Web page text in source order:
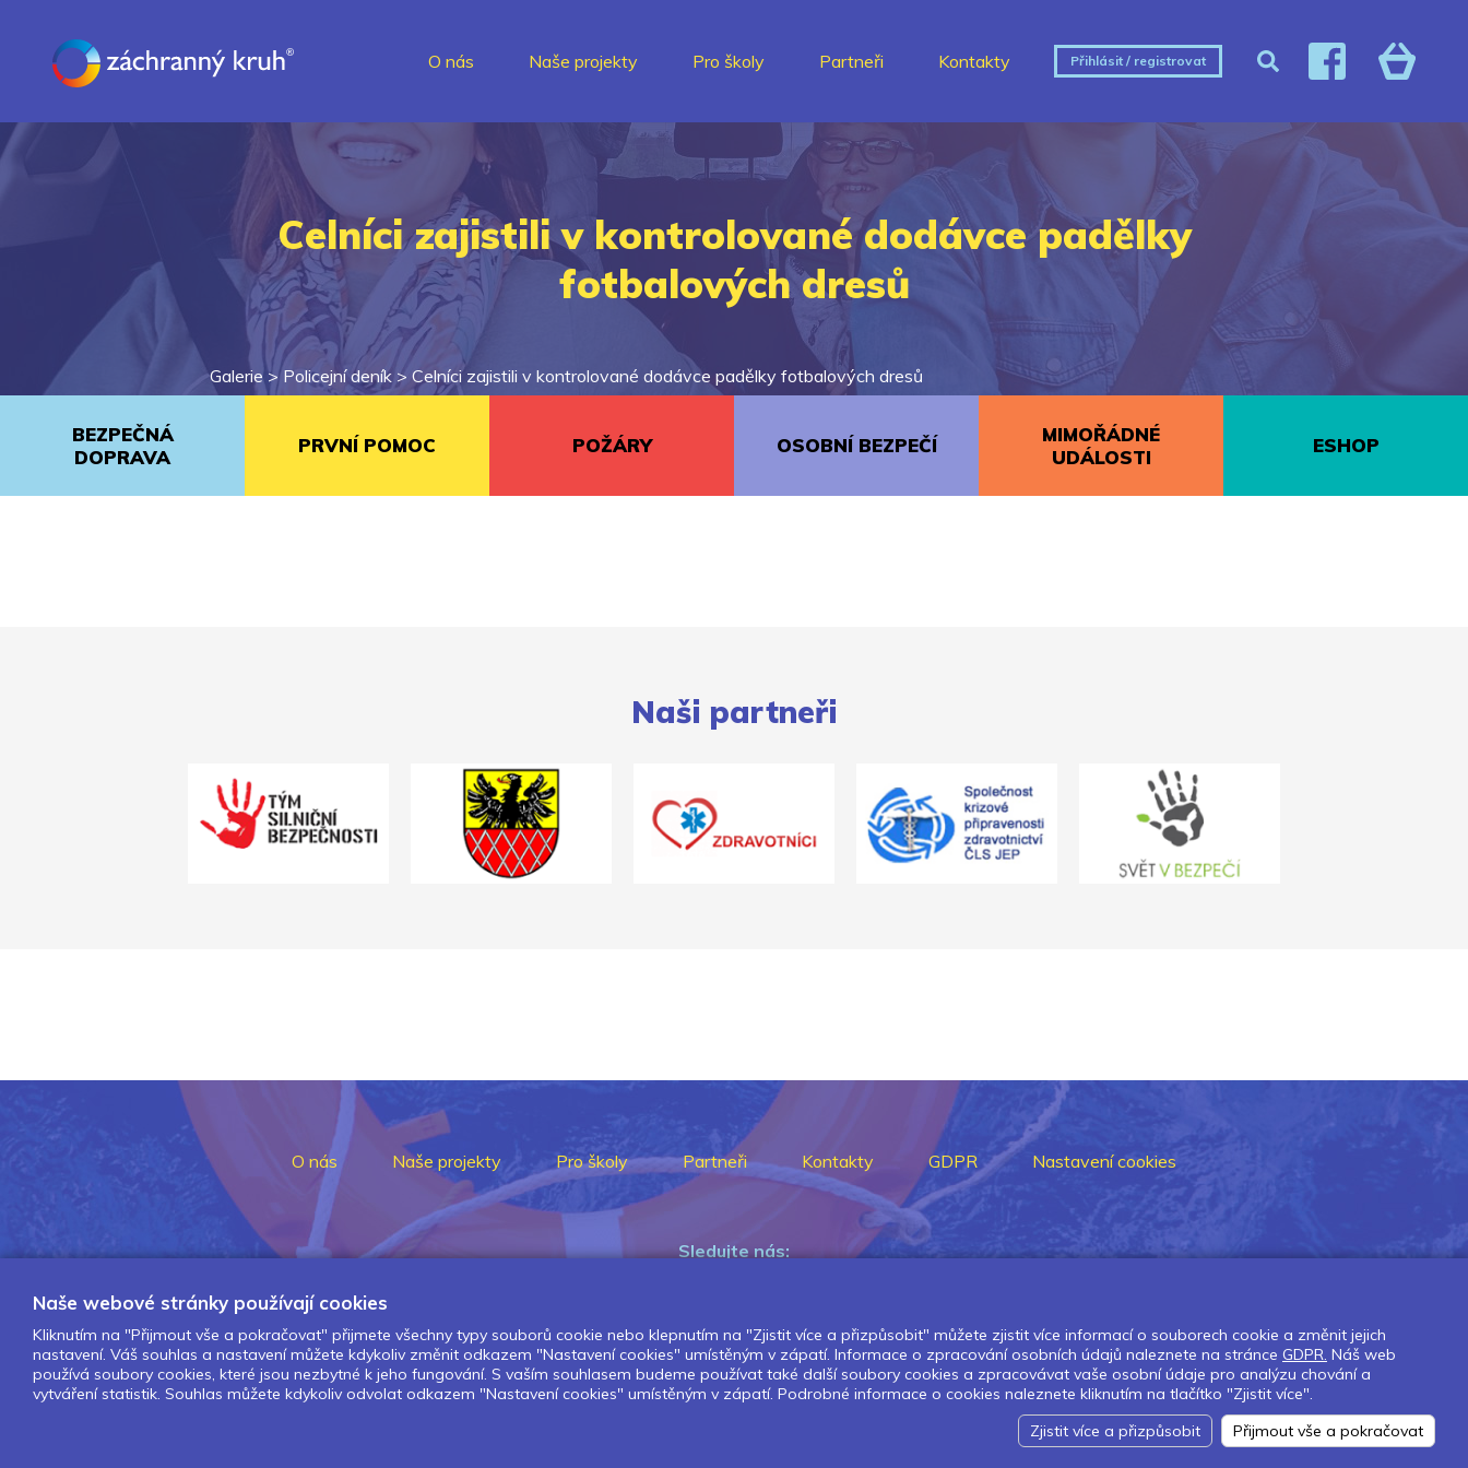
O nás Naše projekty Pro školy Partneři Kontakty Přihlásit / registrovat
Celníci zajistili v kontrolované dodávce padělky
fotbalových dresů
Galerie >Policejní deník > Celníci zajistili v kontrolované dodávce padělky fotbalových dresů
BEZPEČNÁ
DOPRAVA
PRVNÍ POMOC POŽÁRY OSOBNÍ BEZPEČÍ
MIMOŘÁDNÉ
UDÁLOSTI
ESHOP
Naši partneři
O nás Naše projekty Pro školy Partneři Kontakty GDPR Nastavení cookies
Sledujte nás:
Pokud chcete dostávat pravidelný
Newsletter kliknětezde.
Naše webové stránky používají cookies
Kliknutím na "Přijmout vše a pokračovat" přijmete všechny typy souborů cookie nebo klepnutím na "Zjistit více a přizpůsobit" můžete zjistit více informací o souborech cookie a změnit jejich
nastavení. Váš souhlas a nastavení můžete kdykoliv změnit odkazem "Nastavení cookies" umístěným v zápatí. Informace o zpracování osobních údajů naleznete na stránce GDPR. Náš web
používá soubory cookies, které jsou nezbytné k jeho fungování. S vaším souhlasem budeme používat také další soubory cookies a zpracovávat vaše osobní údaje pro analýzu chování a
vytváření statistik. Souhlas můžete kdykoliv odvolat odkazem "Nastavení cookies" umístěným v zápatí. Podrobné informace o cookies naleznete kliknutím na tlačítko "Zjistit více".
Zjistit více a přizpůsobit
Přijmout vše a pokračovat